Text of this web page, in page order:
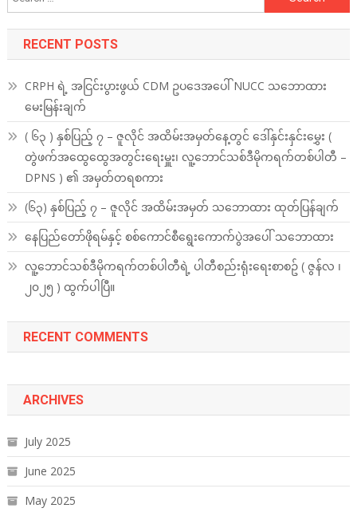
for:
RECENT POSTS
CRPH ရဲ့ အငြင်းပွားဖွယ် CDM ဥပဒေအပေါ် NUCC သဘောထား
မေးမြန်းချက်
( ၆၃ ) နှစ်ပြည့် ၇ – ဇူလိုင် အထိမ်းအမှတ်နေ့တွင် ဒေါ်နှင်းနှင်းမွှေး (
တွဲဖက်အထွေထွေအတွင်းရေးမှူး၊ လူ့ဘောင်သစ်ဒီမိုကရက်တစ်ပါတီ –
DPNS ) ၏ အမှတ်တရစကား
(၆၃) နှစ်ပြည့် ၇ – ဇူလိုင် အထိမ်းအမှတ် သဘောထား ထုတ်ပြန်ချက်
နေပြည်တော်ဖိုရမ်နှင့် စစ်ကောင်စီရွေးကောက်ပွဲအပေါ် သဘောထား
လူ့ဘောင်သစ်ဒီမိုကရက်တစ်ပါတီရဲ့ ပါတီစည်းရုံးရေးစာစဥ် ( ဇွန်လ ၊
၂၀၂၅ ) ထွက်ပါပြီ။
RECENT COMMENTS
ARCHIVES
July 2025
June 2025
May 2025